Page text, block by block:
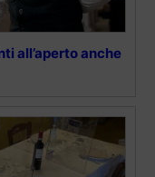
all’aperto anche